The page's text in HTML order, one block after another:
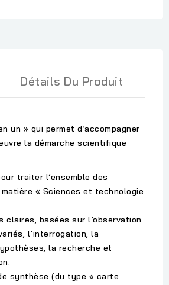
Détails Du Produit
un » qui permet d’accompagner
la démarche scientifique
traiter l’ensemble des
« Sciences et technologie
claires, basées sur l’observation
l’interrogation, la
la recherche et
synthèse (du type « carte